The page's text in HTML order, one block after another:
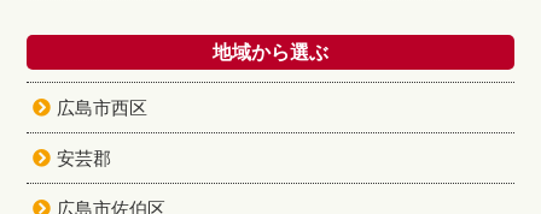
地域から選ぶ
広島市西区
安芸郡
広島市佐伯区